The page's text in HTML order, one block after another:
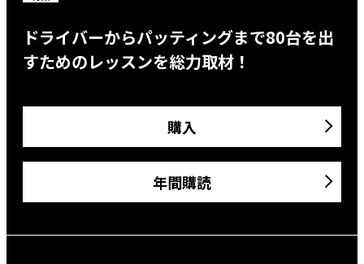
ドライバーからパッティングまで80台を出
すためのレッスンを総力取材！
購入
年間購読